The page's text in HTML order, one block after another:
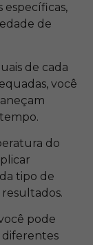
de
de cada
você
do
tipo de
pode
diferentes